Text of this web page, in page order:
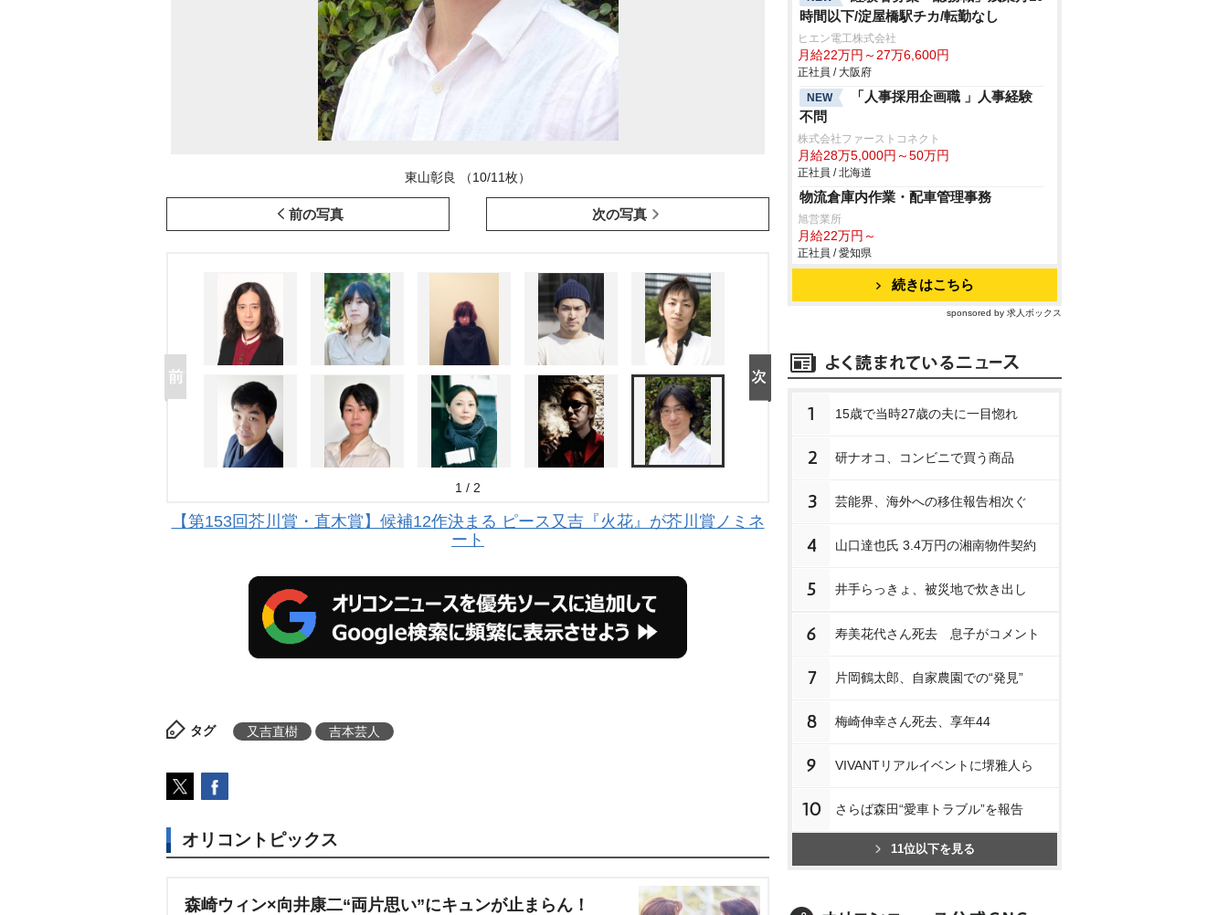
東山彰良 （10/11枚）
前の写真 次の写真
1 / 2
【第153回芥川賞・直木賞】候補12作決まる ピース又吉『火花』が芥川賞ノミネ
ート
タグ 又吉直樹 吉本芸人
オリコントピックス
森崎ウィン×向井康二“両片思い”にキュンが止まらん！
時間以下/淀屋橋駅チカ/転勤なし
ヒエン電工株式会社
月給22万円～27万6,600円
正社員 / 大阪府
NEW
「人事採用企画職 」人事経験
不問
株式会社ファーストコネクト
月給28万5,000円～50万円
正社員 / 北海道
物流倉庫内作業・配車管理事務
旭営業所
月給22万円～
正社員 / 愛知県
続きはこちら
sponsored by 求人ボックス
1 15歳で当時27歳の夫に一目惚れ
2 研ナオコ、コンビニで買う商品
3 芸能界、海外への移住報告相次ぐ
4 山口達也氏 3.4万円の湘南物件契約
5 井手らっきょ、被災地で炊き出し
6 寿美花代さん死去 息子がコメント
7 片岡鶴太郎、自家農園での“発見”
8 梅崎伸幸さん死去、享年44
9 VIVANTリアルイベントに堺雅人ら
10 さらば森田“愛車トラブル”を報告
11位以下を見る